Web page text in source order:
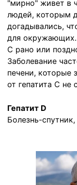
"мирно" живет в
людей, которым
догадывались,
для окружающих.
С рано или
Заболевание
печени, которые
от гепатита С не
Гепатит D
Болезнь-